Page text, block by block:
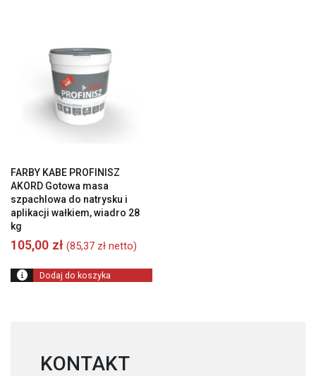
FARBY KABE PROFINISZ
AKORD Gotowa masa
szpachlowa do natrysku i
aplikacji wałkiem, wiadro 28
kg
105,00 zł (85,37 zł netto)
Dodaj do koszyka
KONTAKT